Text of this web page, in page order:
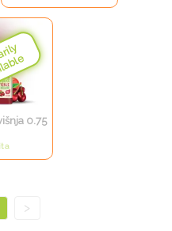
0.75
>